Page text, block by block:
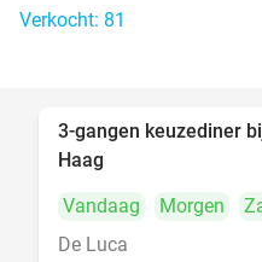
Verkocht: 81
3-gangen keuzediner
Haag
Vandaag
Morgen
De Luca